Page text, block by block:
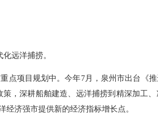
远洋捕捞。
项目规划中。今年7月，泉州市出台《
，深耕船舶建造、远洋捕捞到精深加工
济强市提供新的经济指标增长点。